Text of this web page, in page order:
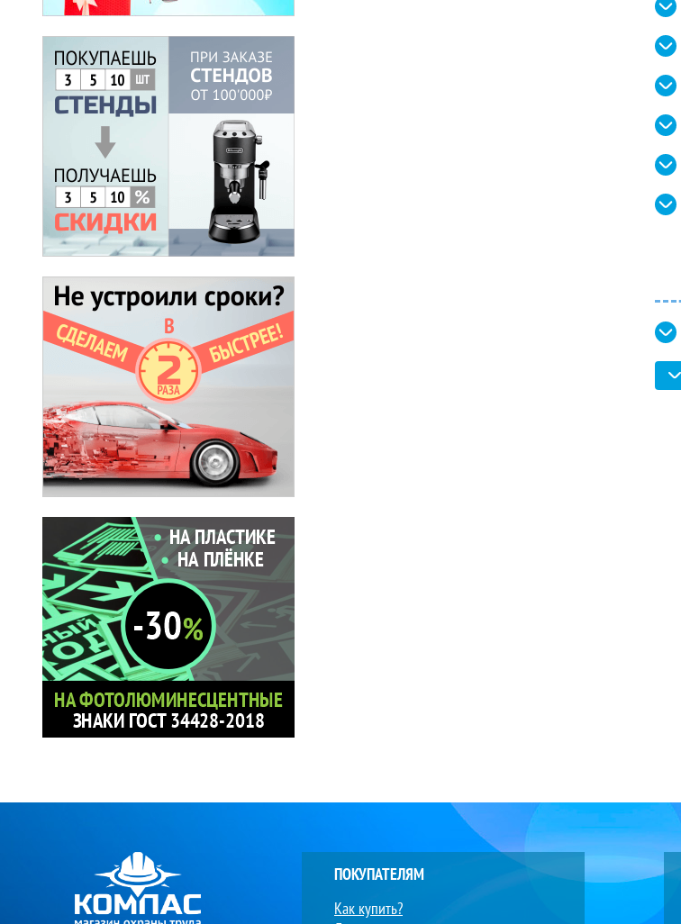
ПОКУПАТЕЛЯМ
Как купить?